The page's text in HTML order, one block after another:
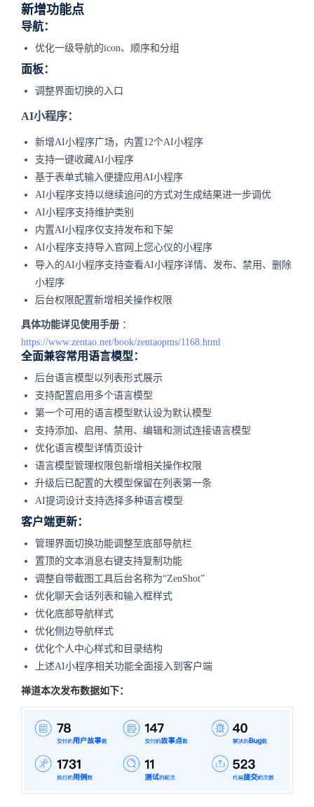
新增功能点
导航：
优化一级导航的icon、顺序和分组
面板：
调整界面切换的入口
AI小程序：
新增AI小程序广场，内置12个AI小程序
支持一键收藏AI小程序
基于表单式输入便捷应用AI小程序
AI小程序支持以继续追问的方式对生成结果进一步调优
AI小程序支持维护类别
内置AI小程序仅支持发布和下架
AI小程序支持导入官网上您心仪的小程序
导入的AI小程序支持查看AI小程序详情、发布、禁用、删除
小程序
后台权限配置新增相关操作权限
具体功能详见使用手册 ：
https://www.zentao.net/book/zentaopms/1168.html
全面兼容常用语言模型：
后台语言模型以列表形式展示
支持配置启用多个语言模型
第一个可用的语言模型默认设为默认模型
支持添加、启用、禁用、编辑和测试连接语言模型
优化语言模型详情页设计
语言模型管理权限包新增相关操作权限
升级后已配置的大模型保留在列表第一条
AI提词设计支持选择多种语言模型
客户端更新：
管理界面切换功能调整至底部导航栏
置顶的文本消息右键支持复制功能
调整自带截图工具后台名称为“ZenShot”
优化聊天会话列表和输入框样式
优化底部导航样式
优化侧边导航样式
优化个人中心样式和目录结构
上述AI小程序相关功能全面接入到客户端
禅道本次发布数据如下：